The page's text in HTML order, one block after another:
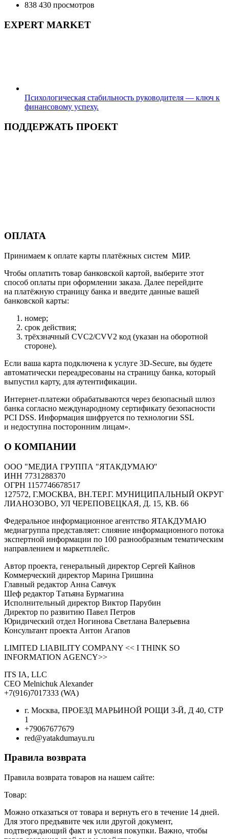
838 430 просмотров
EXPERT MARKET
Психологическая стабильность руководителя — ключ к
финансовому успеху.
ПОДДЕРЖАТЬ ПРОЕКТ
ОПЛАТА
Принимаем к оплате карты платёжных систем МИР.
Чтобы оплатить товар банковской картой, выберите этот
способ оплаты при оформлении заказа. Далее перейдите
на платёжную страницу банка и введите данные вашей
банковской карты:
номер;
срок действия;
трёхзначный CVC2/CVV2 код (указан на оборотной
стороне).
Если ваша карта подключена к услуге 3D-Secure, вы будете
автоматически переадресованы на страницу банка, который
выпустил карту, для аутентификации.
Интернет-платежи обрабатываются через безопасный шлюз
банка согласно международному сертификату безопасности
PCI DSS. Информация шифруется по технологии SSL
и недоступна посторонним лицам».
О КОМПАНИИ
ООО "МЕДИА ГРУППА "ЯТАКДУМАЮ"
ИНН 7731288370
ОГРН 1157746678517
127572, Г.МОСКВА, ВН.ТЕР.Г. МУНИЦИПАЛЬНЫЙ ОКРУГ
ЛИАНОЗОВО, УЛ ЧЕРЕПОВЕЦКАЯ, Д. 15, КВ. 66
Федеральное информационное агентство ЯТАКДУМАЮ
медиагруппа представляет: слияние информационного потока
экспертной информации по 100 разнообразным тематическим
направлением и маркетплейс.
Автор проекта, генеральный директор Сергей Кайнов
Коммерческий директор Марина Гришина
Главный редактор Анна Савчук
Шеф редактор Татьяна Бурмагина
Исполнительный директор Виктор Парубин
Директор по развитию Павел Петров
Юридический отдел Ногинова Светлана Валерьевна
Консультант проекта Антон Агапов
LIMITED LIABILITY COMPANY << I THINK SO
INFORMATION AGENCY>>
ITS IA, LLC
CEO Melnichuk Alexander
+7(916)7017333 (WA)
г. Москва, ПРОЕЗД МАРЬИНОЙ РОЩИ 3-Й, Д 40, СТР
1
+79067677679
red@yatakdumayu.ru
Правила возврата
Правила возврата товаров на нашем сайте:
Товар:
Можно отказаться от товара и вернуть его в течение 14 дней.
Для этого предъявите чек или другой документ,
подтверждающий факт и условия покупки. Важно, чтобы